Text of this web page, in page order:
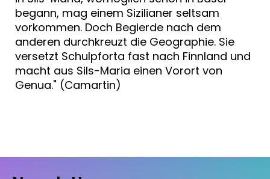
begann, mag einem Sizilianer seltsam
vorkommen. Doch Begierde nach dem
anderen durchkreuzt die Geographie. Sie
versetzt Schulpforta fast nach Finnland und
macht aus Sils-Maria einen Vorort von
Genua." (Camartin)